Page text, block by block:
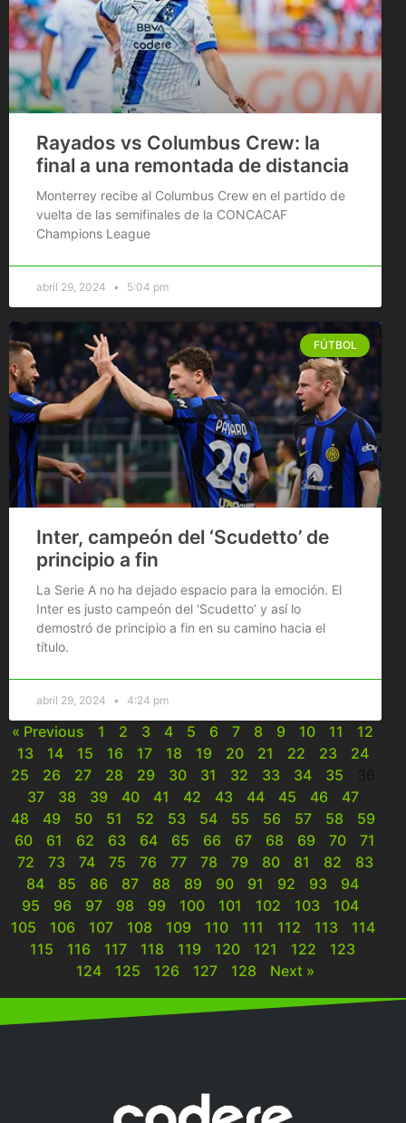
Rayados vs Columbus Crew: la
final a una remontada de distancia
Monterrey recibe al Columbus Crew en el partido de
vuelta de las semifinales de la CONCACAF
Champions League
abril 29, 2024 5:04 pm
FÚTBOL
Inter, campeón del ‘Scudetto’ de
principio a fin
La Serie A no ha dejado espacio para la emoción. El
Inter es justo campeón del ‘Scudetto’ y así lo
demostró de principio a fin en su camino hacia el
título.
abril 29, 2024 4:24 pm
« Previous 1 2 3 4 5 6 7 8 9 10 11
12
13
14 15 16 17 18 19 20 21 22 23
24
25
26 27 28 29 30 31 32 33 34 35
37
38 39 40 41 42 43 44 45 46
47
48
49 50 51 52 53 54 55 56 57 58
59
60
61 62 63 64 65 66 67 68 69 70
71
72
73 74 75 76 77 78 79 80 81 82
83
84
85 86 87 88 89 90 91 92 93
94
95
96 97 98 99 100 101 102 103
104
105
106 107 108 109 110 111 112 113
114
115
116 117 118 119 120 121 122
123
124
125 126 127 128 Next »